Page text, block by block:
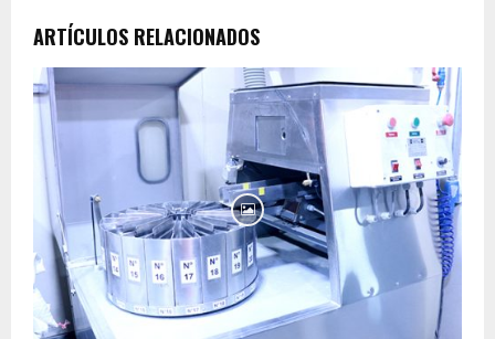
ARTÍCULOS RELACIONADOS